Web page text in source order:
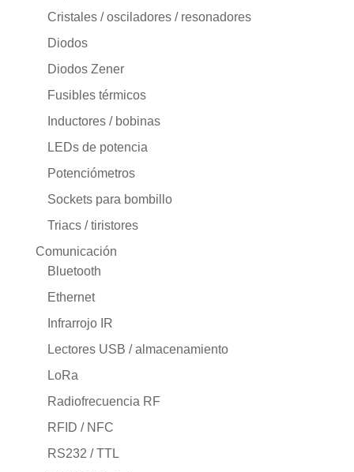
Cristales / osciladores / resonadores
Diodos
Diodos Zener
Fusibles térmicos
Inductores / bobinas
LEDs de potencia
Potenciómetros
Sockets para bombillo
Triacs / tiristores
Comunicación
Bluetooth
Ethernet
Infrarrojo IR
Lectores USB / almacenamiento
LoRa
Radiofrecuencia RF
RFID / NFC
RS232 / TTL